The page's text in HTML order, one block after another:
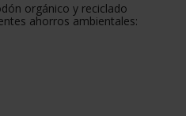
orgánico y reciclado
ahorros ambientales: